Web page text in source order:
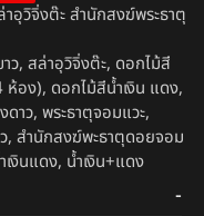
อุวิจิ่งต๊ะ สำนักสงฆ์พระธาตุ
ว, สล่าอุวิจิ่งต๊ะ, ดอกไม้สี
ห้อง), ดอกไม้สีน้ำเงิน แดง,
ดาว, พระธาตุจอมแวะ,
, สำนักสงฆ์พะธาตุดอยจอม
เงินแดง, น้ำเงิน+แดง